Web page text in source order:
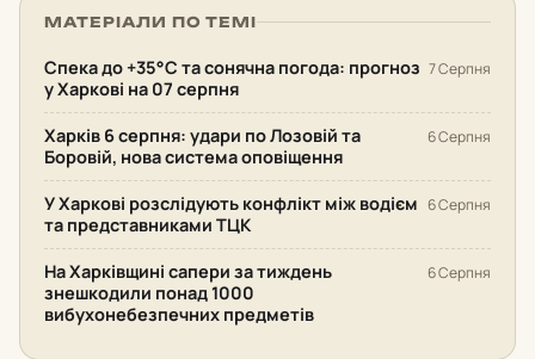
МАТЕРІАЛИ ПО ТЕМІ
Спека до +35°С та сонячна погода: прогноз
у Харкові на 07 серпня
7 Серпня
Харків 6 серпня: удари по Лозовій та
Боровій, нова система оповіщення
6 Серпня
У Харкові розслідують конфлікт між водієм
та представниками ТЦК
6 Серпня
На Харківщині сапери за тиждень
знешкодили понад 1000
вибухонебезпечних предметів
6 Серпня